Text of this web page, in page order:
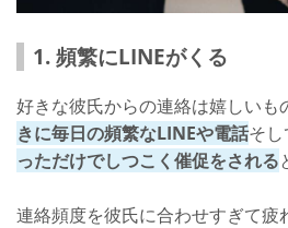
1. 頻繁にLINEがくる
好きな彼氏からの連絡は嬉しいも
きに毎日の頻繁なLINEや電話そし
っただけでしつこく催促をされる
連絡頻度を彼氏に合わせすぎて疲